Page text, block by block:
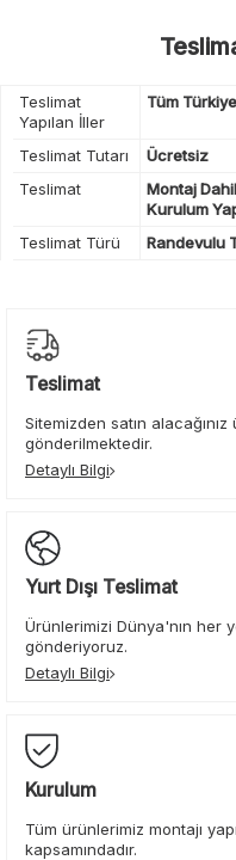
Teslimat
Yapılan İller
Tüm Türkiye
Teslimat Tutarı
Ücretsiz
Teslimat
Montaj
Kurulum
Teslimat Türü
Randevulu
Teslimat
Sitemizden satın
gönderilmektedir.
Detaylı Bilgi
Yurt Dışı Teslimat
Ürünlerimizi Dünya'nın her
gönderiyoruz.
Detaylı Bilgi
Kurulum
Tüm ürünlerimiz montajı
kapsamındadır.